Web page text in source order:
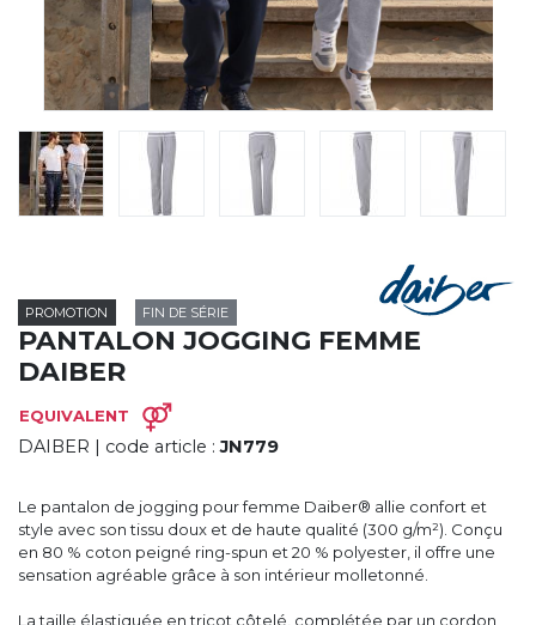
LA SOCIÉTÉ
SERVICES
ROADSHOWS, FORUM DES EXPERTS
MARQUES & CERTIFICATS
TECHNIQUES MARQUAGE
BLOG
PROMOTION FIN DE SÉRIE
PANTALON JOGGING FEMME
DAIBER
EQUIVALENT
DAIBER | code article :JN779
Le pantalon de jogging pour femme Daiber® allie confort et
style avec son tissu doux et de haute qualité (300 g/m²). Conçu
en 80 % coton peigné ring-spun et 20 % polyester, il offre une
sensation agréable grâce à son intérieur molletonné.
La taille élastiquée en tricot côtelé, complétée par un cordon